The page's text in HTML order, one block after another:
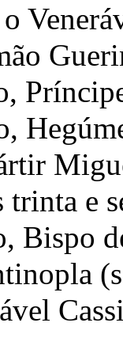
trinta e
Bispo